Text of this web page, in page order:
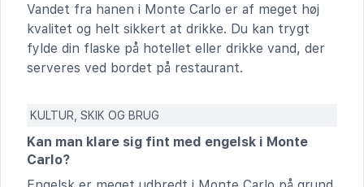
Vandet fra hanen i Monte Carlo er af meget høj
kvalitet og helt sikkert at drikke. Du kan trygt
fylde din flaske på hotellet eller drikke vand, der
serveres ved bordet på restaurant.
KULTUR, SKIK OG BRUG
Kan man klare sig fint med engelsk i Monte
Carlo?